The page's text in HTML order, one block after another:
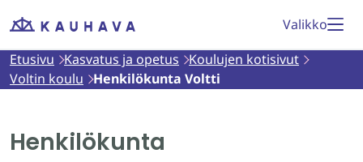
Siirry
Etusivu
Valikko
Etusivu Kasvatus ja opetus Koulujen kotisivut
Voltin koulu Henkilökunta Voltti
Henkilökunta